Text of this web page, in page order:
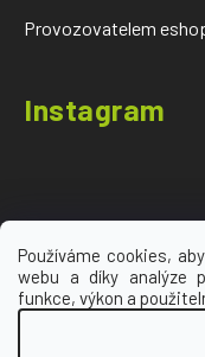
Používáme cookies,
webu a díky analýze
funkce, výkon a
Provozovatelem
Instagram